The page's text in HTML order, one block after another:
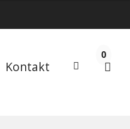
Kontakt
0